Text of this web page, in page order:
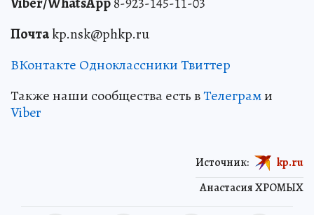
Почтаkp.nsk@phkp.ru
ВКонтакте ОдноклассникиТвиттер
Также наши сообщества есть вТелеграми
Viber
Анастасия ХРОМЫХ
Источник: kp.ru